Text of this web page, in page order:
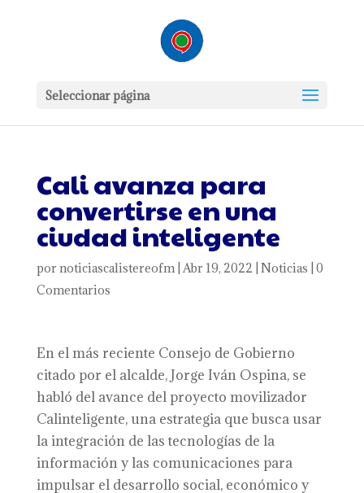
Seleccionar página
Cali avanza para
convertirse en una
ciudad inteligente
por noticiascalistereofm| Abr 19, 2022 Noticias 0
Comentarios
En el más reciente Consejo de Gobierno
citado por el alcalde, Jorge Iván Ospina, se
habló del avance del proyecto movilizador
Calinteligente, una estrategia que busca usar
la integración de las tecnologías de la
información y las comunicaciones para
impulsar el desarrollo social, económico y